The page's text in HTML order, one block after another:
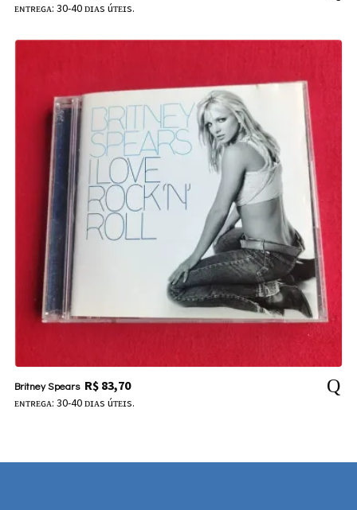
ᴇɴᴛʀᴇɢᴀ: 30-40 ᴅɪᴀs úᴛᴇɪs.
Britney Spears R$83,70
ᴇɴᴛʀᴇɢᴀ: 30-40 ᴅɪᴀs úᴛᴇɪs.